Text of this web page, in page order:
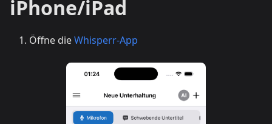
iPhone/iPad
Öffne dieWhisperr-App